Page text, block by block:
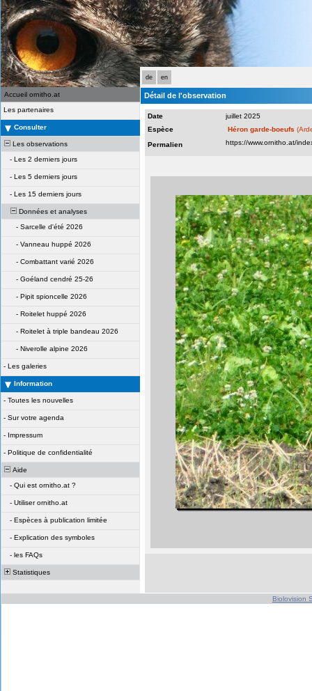
de en
Accueil ornitho.at
Les partenaires
Consulter
Les observations
- Les 2 derniers jours
- Les 5 derniers jours
- Les 15 derniers jours
Données et analyses
- Sarcelle d'été 2026
- Vanneau huppé 2026
- Combattant varié 2026
- Goéland cendré 25-26
- Pipit spioncelle 2026
- Roitelet huppé 2026
- Roitelet à triple bandeau 2026
- Niverolle alpine 2026
- Les galeries
Information
- Toutes les nouvelles
- Sur votre agenda
- Impressum
- Politique de confidentialité
Aide
- Qui est ornitho.at ?
- Utiliser ornitho.at
- Espèces à publication limitée
- Explication des symboles
- les FAQs
Statistiques
Détail de l'observation
Date
juillet 2025
Espèce
Héron garde-boeufs
Permalien
Biolovision